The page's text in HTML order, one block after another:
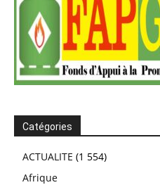
Catégories
ACTUALITE (1 554)
Afrique